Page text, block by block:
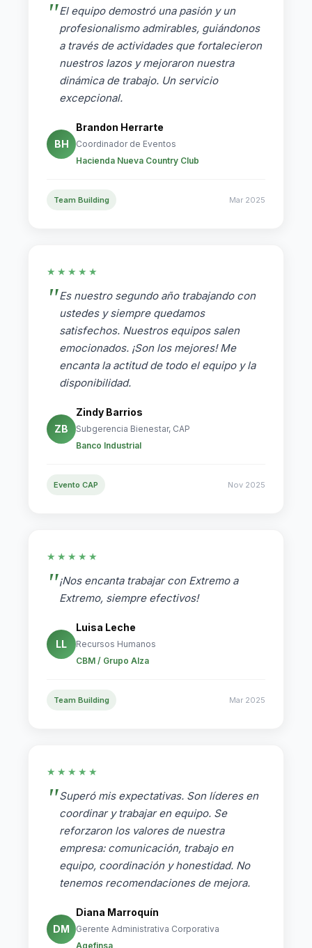
El equipo demostró una pasión y un
profesionalismo admirables, guiándonos
a través de actividades que fortalecieron
nuestros lazos y mejoraron nuestra
dinámica de trabajo. Un servicio
excepcional.
BH
Brandon Herrarte
Coordinador de Eventos
Hacienda Nueva Country Club
Team Building Mar 2025
★★★★★
Es nuestro segundo año trabajando con
ustedes y siempre quedamos
satisfechos. Nuestros equipos salen
emocionados. ¡Son los mejores! Me
encanta la actitud de todo el equipo y la
disponibilidad.
ZB
Zindy Barrios
Subgerencia Bienestar, CAP
Banco Industrial
Evento CAP Nov 2025
★★★★★
¡Nos encanta trabajar con Extremo a
Extremo, siempre efectivos!
LL
Luisa Leche
Recursos Humanos
CBM / Grupo Alza
Team Building Mar 2025
★★★★★
Superó mis expectativas. Son líderes en
coordinar y trabajar en equipo. Se
reforzaron los valores de nuestra
empresa: comunicación, trabajo en
equipo, coordinación y honestidad. No
tenemos recomendaciones de mejora.
DM
Diana Marroquín
Gerente Administrativa Corporativa
Agefinsa